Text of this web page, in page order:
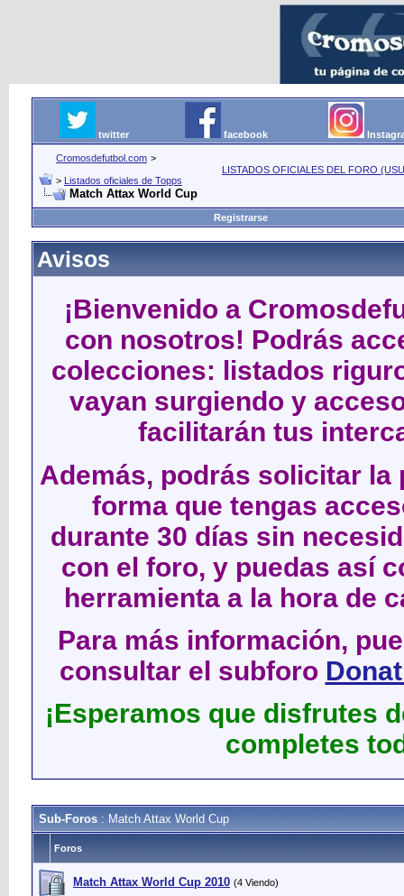
twitter facebook
Cromosdefutbol.com >
LISTADOS OFICIALES DEL FORO
> Listados oficiales de Topps
Match Attax World Cup
Registrarse
Avisos
¡Bienvenido a
con nosotros! Podrás
colecciones: listados
vayan surgiendo y
facilitarán tus
Además, podrás solicitar
forma que tengas
durante 30 días sin
con el foro, y puedas así
herramienta a la hora de
Para más información,
consultar el subforo
¡Esperamos que disfrutes
completes
Sub-Foros : Match Attax World Cup
Foros
Match Attax World Cup 2010 (4 Viendo)